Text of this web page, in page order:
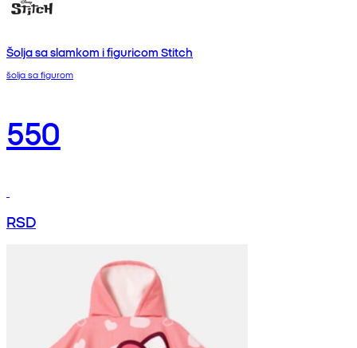
Šolja sa slamkom i figuricom Stitch
šolja sa figurom
550
RSD